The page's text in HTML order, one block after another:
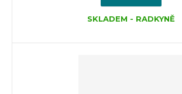
SKLADEM - RADKYNĚ